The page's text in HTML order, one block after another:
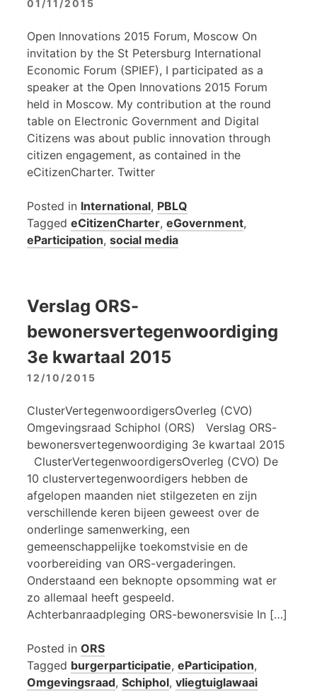
01/11/2015
Open Innovations 2015 Forum, Moscow On
invitation by the St Petersburg International
Economic Forum (SPIEF), I participated as a
speaker at the Open Innovations 2015 Forum
held in Moscow. My contribution at the round
table on Electronic Government and Digital
Citizens was about public innovation through
citizen engagement, as contained in the
eCitizenCharter. Twitter
Posted in International, PBLQ
Tagged eCitizenCharter, eGovernment,
eParticipation, social media
Verslag ORS-
bewonersvertegenwoordiging
3e kwartaal 2015
12/10/2015
ClusterVertegenwoordigersOverleg (CVO)
Omgevingsraad Schiphol (ORS) Verslag ORS-
bewonersvertegenwoordiging 3e kwartaal 2015
ClusterVertegenwoordigersOverleg (CVO) De
10 clustervertegenwoordigers hebben de
afgelopen maanden niet stilgezeten en zijn
verschillende keren bijeen geweest over de
onderlinge samenwerking, een
gemeenschappelijke toekomstvisie en de
voorbereiding van ORS-vergaderingen.
Onderstaand een beknopte opsomming wat er
zo allemaal heeft gespeeld.
Achterbanraadpleging ORS-bewonersvisie In […]
Posted in ORS
Tagged burgerparticipatie, eParticipation,
Omgevingsraad, Schiphol, vliegtuiglawaai